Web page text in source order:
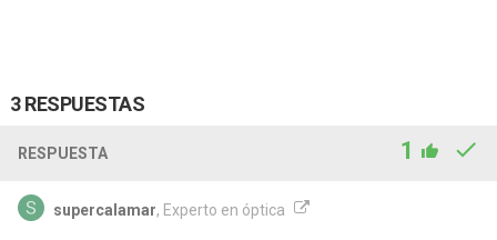
3 RESPUESTAS
RESPUESTA 1
supercalamar, Experto en óptica